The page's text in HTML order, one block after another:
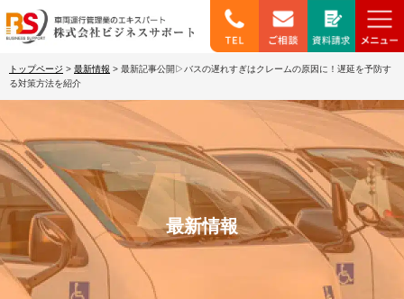
トップページ > 最新情報 > 最新記事公開▷バスの遅れすぎはクレームの原因に！遅延を予防す
る対策方法を紹介
最新情報